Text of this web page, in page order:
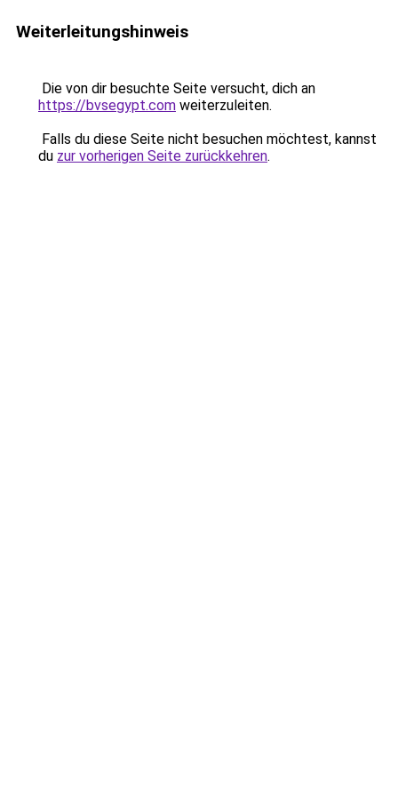
Weiterleitungshinweis
Die von dir besuchte Seite versucht, dich an
https://bvsegypt.com weiterzuleiten.
Falls du diese Seite nicht besuchen möchtest, kannst
du zur vorherigen Seite zurückkehren.